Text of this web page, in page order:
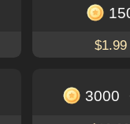
$1.99
3000